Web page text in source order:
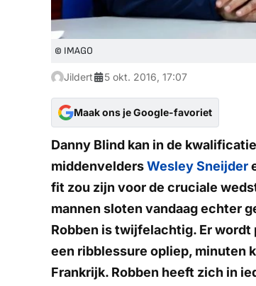
© IMAGO
Jildert 5 okt. 2016, 17:07
Maak ons je Google-favoriet
Danny Blind kan in de
middenveldersWesley Sneijder
fit zou zijn voor de cruciale
mannen sloten vandaag echter
Robben is twijfelachtig. Er wordt
een ribblessure opliep, minuten
Frankrijk. Robben heeft zich in